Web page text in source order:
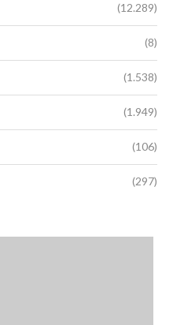
(12.289)
(8)
(1.538)
(1.949)
(106)
(297)